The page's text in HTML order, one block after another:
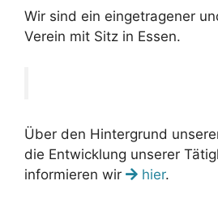
Wir sind ein eingetragener
Verein mit Sitz in Essen.
Über den Hintergrund
die Entwicklung unserer
informieren wir
hier.